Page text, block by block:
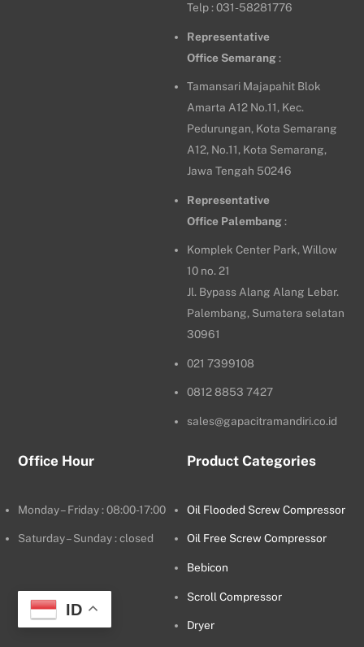
Telp : 031-58281776
Representative
Office Semarang :
Tamansari Majapahit Blok
Amarta A12 No.11, Kec.
Pedurungan, Kota Semarang
A12, No.11, Kota Semarang,
Jawa Tengah 50246
Representative
Office Palembang :
Komplek Center Park, Willow
10 no. 21
Jl. Bypass Alang Alang Lebar.
Palembang, Sumatera selatan
30961
021 7399108
0812 8853 7427
sales@gapacitramandiri.co.id
Office Hour
Monday – Friday : 08:00-17:00
Saturday – Sunday : closed
ID
Product Categories
Oil Flooded Screw Compressor
Oil Free Screw Compressor
Bebicon
Scroll Compressor
Dryer